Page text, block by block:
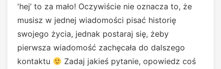
'hej’ to za mało! Oczywiście nie oznacza to, że
musisz w jednej wiadomości pisać historię
swojego życia, jednak postaraj się, żeby
pierwsza wiadomość zachęcała do dalszego
kontaktu
Zadaj jakieś pytanie, opowiedz coś